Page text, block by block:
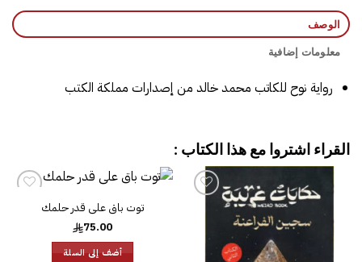
الوصف
معلومات إضافية
رواية نوح للكاتب محمد خالد من إصدارات مملكة الكتب
القراء اشتروا مع هذا الكتاب :
الرغبات
توت باق على قدر حلمك
75.00
أضف إلى السلة